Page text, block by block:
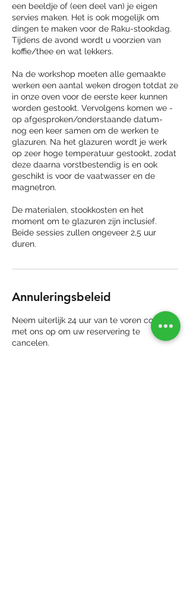
een beeldje of (een deel van) je eigen
servies maken. Het is ook mogelijk om
dingen te maken voor de Raku-stookdag.
Tijdens de avond wordt u voorzien van
koffie/thee en wat lekkers.
Na de workshop moeten alle gemaakte
werken een aantal weken drogen totdat ze
in onze oven voor de eerste keer kunnen
worden gestookt. Vervolgens komen we -
op afgesproken/onderstaande datum-
nog een keer samen om de werken te
glazuren. Na het glazuren wordt je werk
op zeer hoge temperatuur gestookt, zodat
deze daarna vorstbestendig is en ook
geschikt is voor de vaatwasser en de
magnetron.
De materialen, stookkosten en het
moment om te glazuren zijn inclusief.
Beide sessies zullen ongeveer 2,5 uur
duren.
Annuleringsbeleid
Neem uiterlijk 24 uur van te voren contact
met ons op om uw reservering te
cancelen.